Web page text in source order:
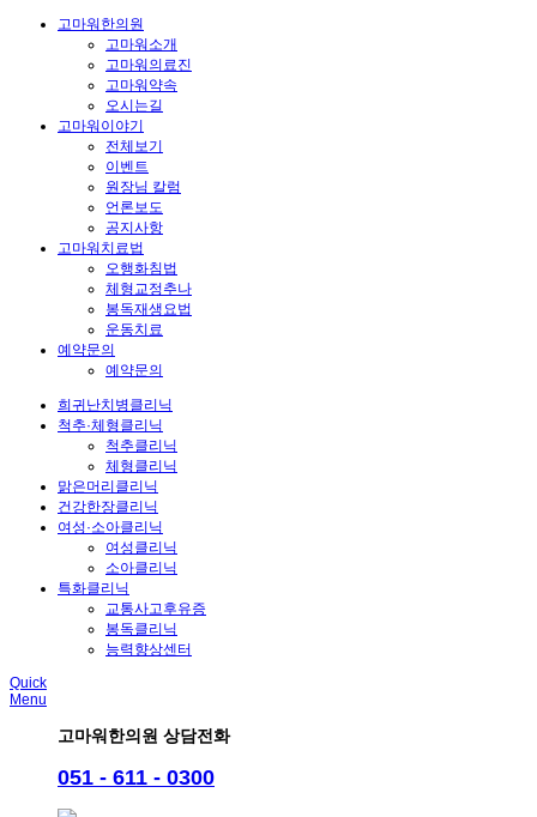
고마워한의원
고마워소개
고마워의료진
고마워약속
오시는길
고마워이야기
전체보기
이벤트
원장님 칼럼
언론보도
공지사항
고마워치료법
오행화침법
체형교정추나
봉독재생요법
운동치료
예약문의
예약문의
희귀난치병클리닉
척추·체형클리닉
척추클리닉
체형클리닉
맑은머리클리닉
건강한장클리닉
여성·소아클리닉
여성클리닉
소아클리닉
특화클리닉
교통사고후유증
봉독클리닉
능력향상센터
Quick
Menu
고마워한의원 상담전화
051 - 611 - 0300